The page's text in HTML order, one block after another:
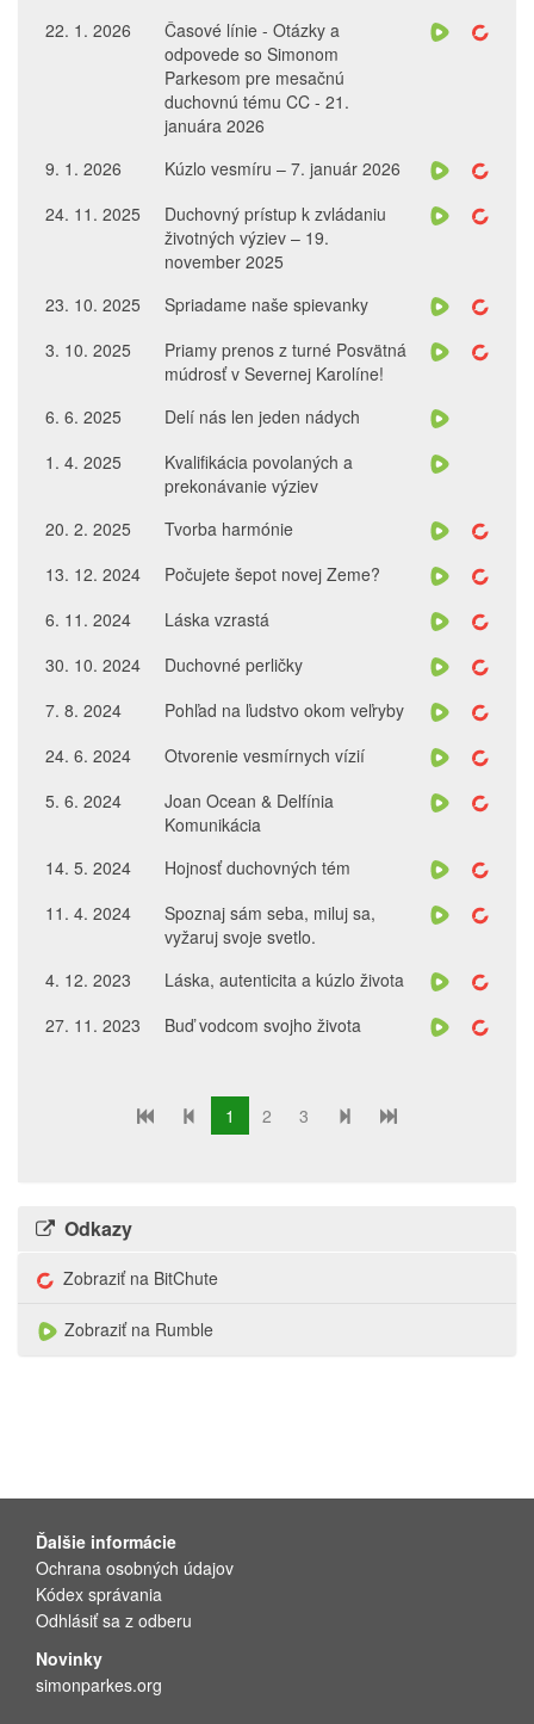
22. 1. 2026
Časové línie - Otázky a
odpovede so Simonom
Parkesom pre mesačnú
duchovnú tému CC - 21.
januára 2026
9. 1. 2026
Kúzlo vesmíru – 7. január 2026
24. 11. 2025
Duchovný prístup k zvládaniu
životných výziev – 19.
november 2025
23. 10. 2025
Spriadame naše spievanky
3. 10. 2025
Priamy prenos z turné Posvätná
múdrosť v Severnej Karolíne!
6. 6. 2025
Delí nás len jeden nádych
1. 4. 2025
Kvalifikácia povolaných a
prekonávanie výziev
20. 2. 2025
Tvorba harmónie
13. 12. 2024
Počujete šepot novej Zeme?
6. 11. 2024
Láska vzrastá
30. 10. 2024
Duchovné perličky
7. 8. 2024
Pohľad na ľudstvo okom veľryby
24. 6. 2024
Otvorenie vesmírnych vízií
5. 6. 2024
Joan Ocean & Delfínia
Komunikácia
14. 5. 2024
Hojnosť duchovných tém
11. 4. 2024
Spoznaj sám seba, miluj sa,
vyžaruj svoje svetlo.
4. 12. 2023
Láska, autenticita a kúzlo života
27. 11. 2023
Buď vodcom svojho života
1 2 3
Odkazy
Zobraziť na BitChute
Zobraziť na Rumble
Ďalšie informácie
Ochrana osobných údajov
Kódex správania
Odhlásiť sa z odberu
Novinky
simonparkes.org